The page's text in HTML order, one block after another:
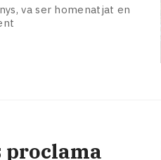
va ser homenatjat en
proclama